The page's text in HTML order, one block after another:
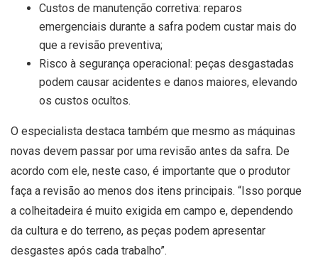
Custos de manutenção corretiva: reparos
emergenciais durante a safra podem custar mais do
que a revisão preventiva;
Risco à segurança operacional: peças desgastadas
podem causar acidentes e danos maiores, elevando
os custos ocultos.
O especialista destaca também que mesmo as máquinas
novas devem passar por uma revisão antes da safra. De
acordo com ele, neste caso, é importante que o produtor
faça a revisão ao menos dos itens principais. “Isso porque
a colheitadeira é muito exigida em campo e, dependendo
da cultura e do terreno, as peças podem apresentar
desgastes após cada trabalho”.